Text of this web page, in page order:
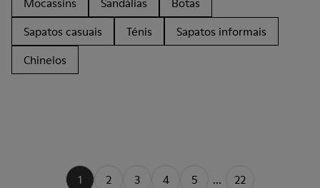
Sapatos casuais
Ténis
Sapatos informais
Chinelos
1 2 3 4 5 ... 22